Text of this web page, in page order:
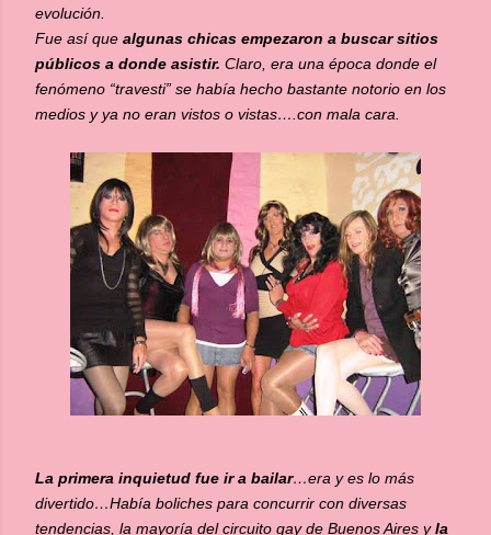
evolución.
Fue así que algunas chicas empezaron a buscar sitios
públicos a donde asistir. Claro, era una época donde el
fenómeno “travesti” se había hecho bastante notorio en los
medios y ya no eran vistos o vistas….con mala cara.
La primera inquietud fue ir a bailar…era y es lo más
divertido…Había boliches para concurrir con diversas
tendencias, la mayoría del circuito gay de Buenos Aires yla